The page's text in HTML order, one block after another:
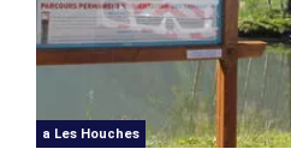
a Les Houches